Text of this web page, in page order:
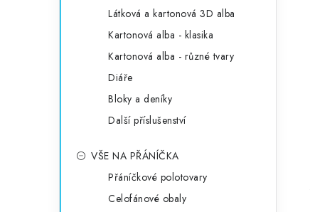
Látková a kartonová 3D alba
Kartonová alba - klasika
Kartonová alba - různé tvary
Diáře
Bloky a deníky
Další příslušenství
VŠE NA PŘÁNÍČKA
Přáníčkové polotovary
Celofánové obaly